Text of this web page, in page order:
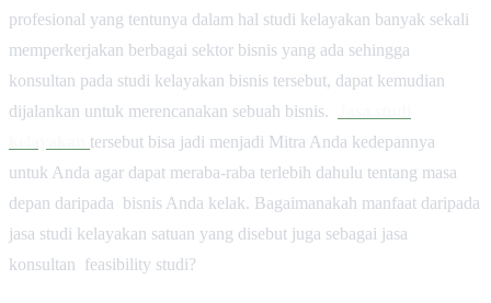
profesional yang tentunya dalam hal studi kelayakan banyak sekali
memperkerjakan berbagai sektor bisnis yang ada sehingga
konsultan pada studi kelayakan bisnis tersebut, dapat kemudian
dijalankan untuk merencanakan sebuah bisnis.
tersebut bisa jadi menjadi Mitra Anda kedepannya
untuk Anda agar dapat meraba-raba terlebih dahulu tentang masa
depan daripada bisnis Anda kelak. Bagaimanakah manfaat daripada
jasa studi kelayakan satuan yang disebut juga sebagai jasa
konsultan feasibility studi?